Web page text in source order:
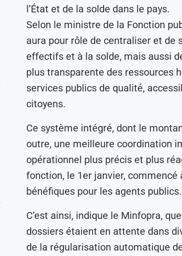
l’État et de la solde dans le pays.
Selon le ministre de la Fonction
aura pour rôle de centraliser et de
effectifs et à la solde, mais aussi
plus transparente des ressources
services publics de qualité,
citoyens.
Ce système intégré, dont le
outre, une meilleure coordination
opérationnel plus précis et plus
fonction, le 1er janvier,
bénéfiques pour les agents publics.
C’est ainsi, indique le Minfopra,
dossiers étaient en attente dans
de la régularisation automatique